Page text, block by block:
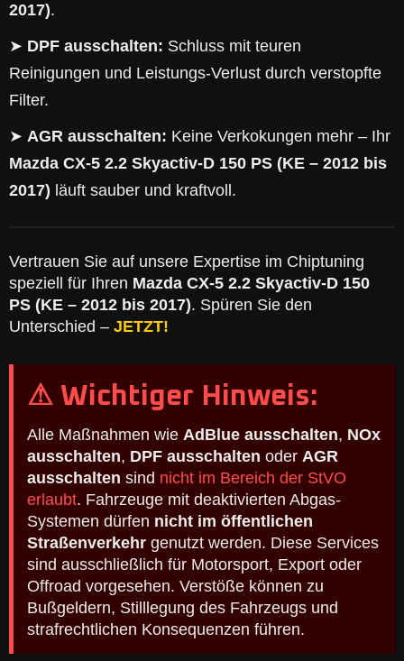
2017).
➤ DPF ausschalten: Schluss mit teuren
Reinigungen und Leistungs-Verlust durch verstopfte
Filter.
➤ AGR ausschalten: Keine Verkokungen mehr – Ihr
Mazda CX-5 2.2 Skyactiv-D 150 PS (KE – 2012 bis
2017) läuft sauber und kraftvoll.
Vertrauen Sie auf unsere Expertise im Chiptuning
speziell für Ihren Mazda CX-5 2.2 Skyactiv-D 150
PS (KE – 2012 bis 2017). Spüren Sie den
Unterschied – JETZT!
⚠ Wichtiger Hinweis:
Alle Maßnahmen wie AdBlue ausschalten, NOx
ausschalten, DPF ausschalten oder AGR
ausschalten sind nicht im Bereich der StVO
erlaubt. Fahrzeuge mit deaktivierten Abgas-
Systemen dürfen nicht im öffentlichen
Straßenverkehr genutzt werden. Diese Services
sind ausschließlich für Motorsport, Export oder
Offroad vorgesehen. Verstöße können zu
Bußgeldern, Stilllegung des Fahrzeugs und
strafrechtlichen Konsequenzen führen.